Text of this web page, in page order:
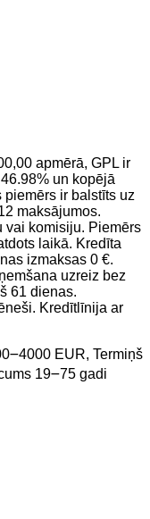
apmērā, GPL ir
un kopējā
ir balstīts uz
maksājumos.
vai komisiju. Piemērs
laikā. Kredīta
izmaksas 0 €.
uzreiz bez
61 dienas.
Kredītlīnija ar
EUR, Termiņš
19౼75 gadi